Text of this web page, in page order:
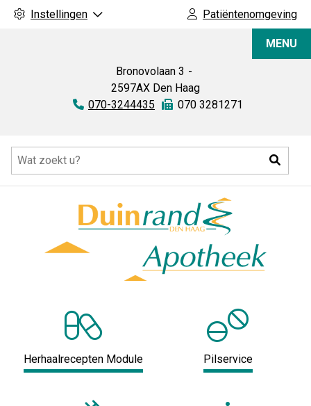
Instellingen Patiëntenomgeving
Bronovolaan 3
2597AX Den Haag
Tel:
070-3244435 Fax:
070 3281271
MENU
Herhaalrecepten Module Pilservice